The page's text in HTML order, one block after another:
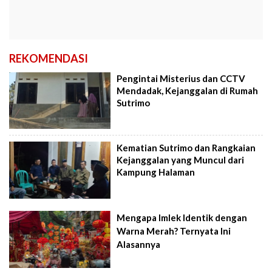
REKOMENDASI
Pengintai Misterius dan CCTV
Mendadak, Kejanggalan di Rumah
Sutrimo
Kematian Sutrimo dan Rangkaian
Kejanggalan yang Muncul dari
Kampung Halaman
Mengapa Imlek Identik dengan
Warna Merah? Ternyata Ini
Alasannya